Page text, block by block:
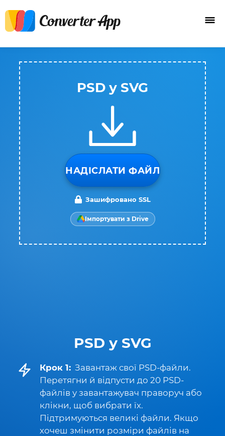
PSD у SVG
Крок 1: Завантаж свої PSD-файли.
Перетягни й відпусти до 20 PSD-
файлів у завантажувач праворуч або
клікни, щоб вибрати їх.
Підтримуються великі файли. Якщо
хочеш змінити розміри файлів на
PSD у SVG
НАДІСЛАТИ ФАЙЛ
Зашифровано SSL
Імпортувати з Drive